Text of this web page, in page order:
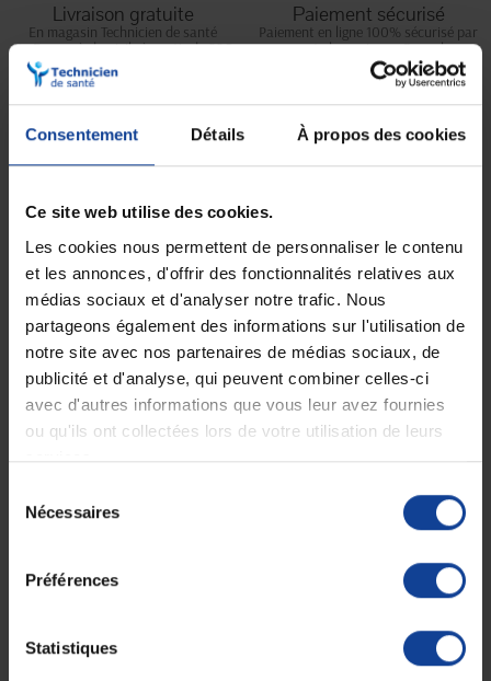
Consentement Détails À propos des cookies
Ce site web utilise des cookies.
Les cookies nous permettent de personnaliser le contenu
et les annonces, d'offrir des fonctionnalités relatives aux
médias sociaux et d'analyser notre trafic. Nous
partageons également des informations sur l'utilisation de
notre site avec nos partenaires de médias sociaux, de
publicité et d'analyse, qui peuvent combiner celles-ci
avec d'autres informations que vous leur avez fournies
ou qu'ils ont collectées lors de votre utilisation de leurs
services.
Nécessaires
Préférences
Statistiques
Livraison gratuite
En magasin Technicien de santé
En France à domicile à partir de 99€
d'achats
Paiement sécurisé
Paiement en ligne 100% sécurisé par
carte bancaire ou Paypal
Expédition Service client
Description
Catheter Insyte 24 G 19mm Jaune Sans
Ailettes
Le cathéter BD Insyte™ Autoguard™ peut
être utilisé pour lecathétérisme veineux
périphérique pour la perfusion, latransfusion
sanguine et les injections intraveineuses.
Il est équipé d’une technologie permettant la
Possibilité d’utiliser un obturateur.
Gauge : 24.
Diamètre externe : 0,7 mm
Débit : 20 ml/min.